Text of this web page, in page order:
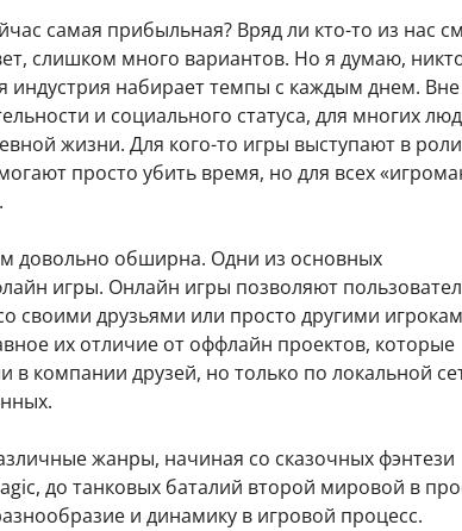
самая прибыльная? Вряд ли кто-то из нас
слишком много вариантов. Но я думаю,
индустрия набирает темпы с каждым днем.
и социального статуса, для многих
жизни. Для кого-то игры выступают в
просто убить время, но для всех
довольно обширна. Одни из основных
игры. Онлайн игры позволяют
своими друзьями или просто другими
их отличие от оффлайн проектов, которые
в компании друзей, но только по локальной
жанры, начиная со сказочных фэнтези
до танковых баталий второй мировой в
и динамику в игровой процесс.